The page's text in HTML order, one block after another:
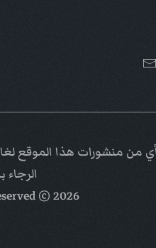
من منشورات هذا الموقع
الرجاء
2026
© Kalimat Alhayat a ministry of